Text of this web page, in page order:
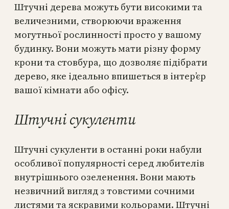
Штучні дерева можуть бути високими та
величезними, створюючи враження
могутньої рослинності просто у вашому
будинку. Вони можуть мати різну форму
крони та стовбура, що дозволяє підібрати
дерево, яке ідеально впишеться в інтер’єр
вашої кімнати або офісу.
Штучні сукуленти
Штучні сукуленти в останні роки набули
особливої популярності серед любителів
внутрішнього озеленення. Вони мають
незвичний вигляд з товстими сочними
листями та яскравими кольорами. Штучні